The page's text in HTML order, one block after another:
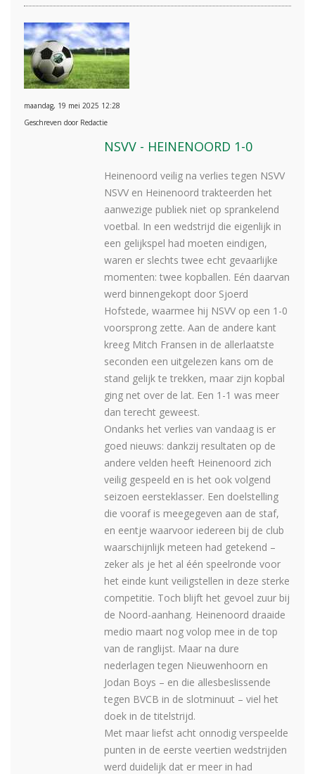
maandag, 19 mei 2025 12:28
Geschreven door Redactie
NSVV - HEINENOORD 1-0
Heinenoord veilig na verlies tegen NSVV
NSVV en Heinenoord trakteerden het
aanwezige publiek niet op sprankelend
voetbal. In een wedstrijd die eigenlijk in
een gelijkspel had moeten eindigen,
waren er slechts twee echt gevaarlijke
momenten: twee kopballen. Eén daarvan
werd binnengekopt door Sjoerd
Hofstede, waarmee hij NSVV op een 1-0
voorsprong zette. Aan de andere kant
kreeg Mitch Fransen in de allerlaatste
seconden een uitgelezen kans om de
stand gelijk te trekken, maar zijn kopbal
ging net over de lat. Een 1-1 was meer
dan terecht geweest.
Ondanks het verlies van vandaag is er
goed nieuws: dankzij resultaten op de
andere velden heeft Heinenoord zich
veilig gespeeld en is het ook volgend
seizoen eersteklasser. Een doelstelling
die vooraf is meegegeven aan de staf,
en eentje waarvoor iedereen bij de club
waarschijnlijk meteen had getekend –
zeker als je het al één speelronde voor
het einde kunt veiligstellen in deze sterke
competitie. Toch blijft het gevoel zuur bij
de Noord-aanhang. Heinenoord draaide
medio maart nog volop mee in de top
van de ranglijst. Maar na dure
nederlagen tegen Nieuwenhoorn en
Jodan Boys – en die allesbeslissende
tegen BVCB in de slotminuut – viel het
doek in de titelstrijd.
Met maar liefst acht onnodig verspeelde
punten in de eerste veertien wedstrijden
werd duidelijk dat er meer in had